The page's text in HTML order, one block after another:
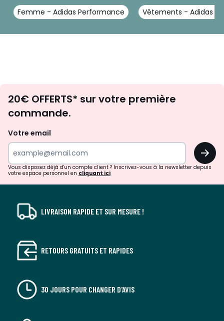
Femme - Adidas Performance Vêtements - Adidas
d'inspirations
surprises?
20€ OFFERTS* sur votre première
commande.
Votre email
OK
Vous disposez déjà d'un compte client ? Inscrivez-vous à la newsletter depuis
votre espace personnel en cliquant ici
LIVRAISON RAPIDE ET SUR MESURE !
RETOURS GRATUITS ET RAPIDES
30 JOURS POUR CHANGER D'AVIS